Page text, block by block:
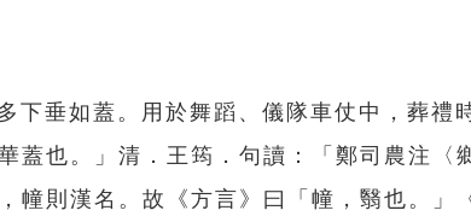
垂如蓋。用於舞蹈、儀隊車仗中，葬禮
蓋也。」清．王筠．句讀：「鄭司農注〈
幢則漢名。故《方言》曰「幢，翳也。」